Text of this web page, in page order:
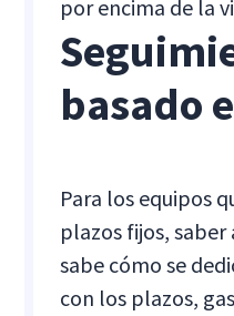
por encima de la
basado
Para los equipos
plazos fijos,
sabe cómo se
con los plazos,